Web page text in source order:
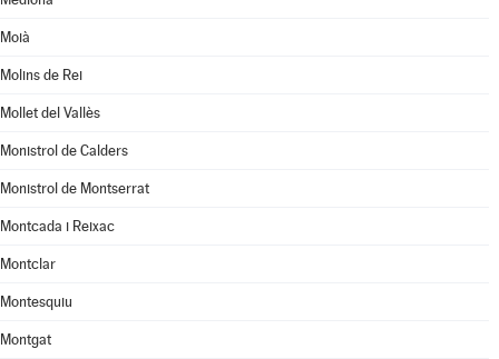
Moià
Molins de Rei
Mollet del Vallès
Monistrol de Calders
Monistrol de Montserrat
Montcada i Reixac
Montclar
Montesquiu
Montgat